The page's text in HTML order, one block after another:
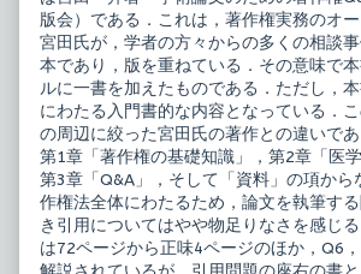
版会）である．これは，著作権実務のオ
宮田氏が，学者の方々からの多くの相談
本であり，版を重ねている．その意味で
ルに一書を加えたものである．ただし，
にわたる入門書的な内容となっている．
の周辺に絞った宮田氏の著作との違いであ
第1章「著作権の基礎知識」，第2章「医
第3章「Q&A」，そして「資料」の項から
作権法全体にわたるため，論文を執筆す
き引用についてはやや物足りなさを感じ
は72ページから正味4ページのほか，Q6